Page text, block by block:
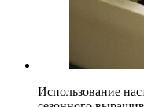
Использование